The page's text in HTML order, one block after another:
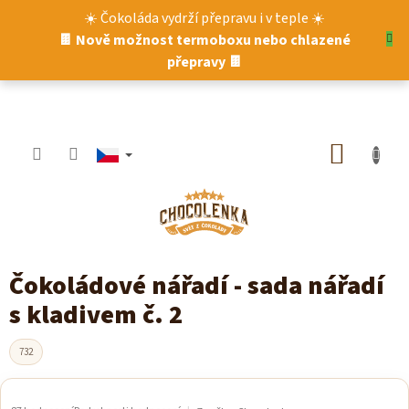
☀️ Čokoláda vydrží přepravu i v teple ☀️
🍫 Nově možnost termoboxu nebo chlazené
přepravy 🍫
Čokoládové nářadí - sada nářadí
s kladivem č. 2
732